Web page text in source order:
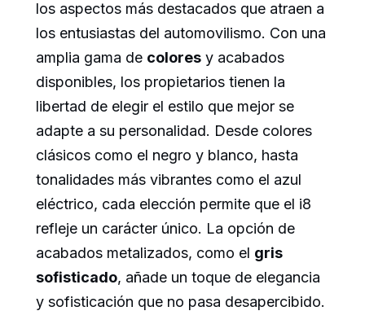
los aspectos más destacados que atraen a
los entusiastas del automovilismo. Con una
amplia gama de colores y acabados
disponibles, los propietarios tienen la
libertad de elegir el estilo que mejor se
adapte a su personalidad. Desde colores
clásicos como el negro y blanco, hasta
tonalidades más vibrantes como el azul
eléctrico, cada elección permite que el i8
refleje un carácter único. La opción de
acabados metalizados, como el gris
sofisticado, añade un toque de elegancia
y sofisticación que no pasa desapercibido.